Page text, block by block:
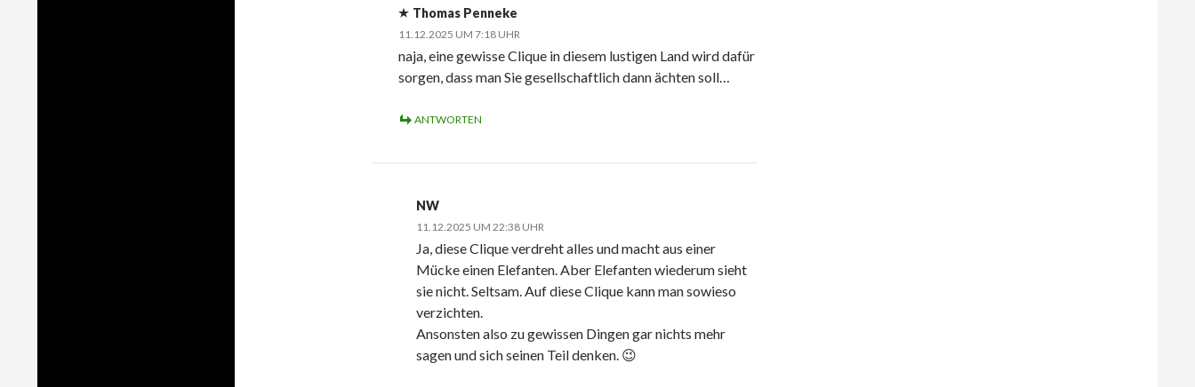
Thomas Penneke
11.12.2025 UM 7:18 UHR
naja, eine gewisse Clique in diesem lustigen Land wird dafür
sorgen, dass man Sie gesellschaftlich dann ächten soll…
ANTWORTEN
NW
11.12.2025 UM 22:38 UHR
Ja, diese Clique verdreht alles und macht aus einer
Mücke einen Elefanten. Aber Elefanten wiederum sieht
sie nicht. Seltsam. Auf diese Clique kann man sowieso
verzichten.
Ansonsten also zu gewissen Dingen gar nichts mehr
sagen und sich seinen Teil denken. 😉